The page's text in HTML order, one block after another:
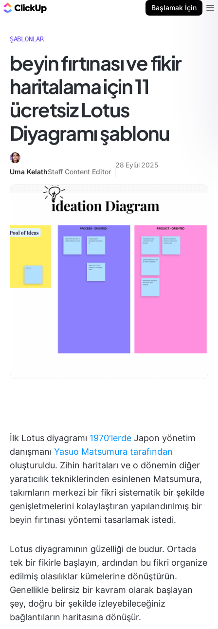
Başlamak İçin
ŞABLONLAR
beyin fırtınası ve fikir
haritalama için 11
ücretsiz Lotus
Diyagramı şablonu
Uma KelathStaff Content Editor
28 Eylül 2025
İlk Lotus diyagramı 1970'lerde Japon yönetim
danışmanı Yasuo Matsumura tarafından
oluşturuldu. Zihin haritaları ve o dönemin diğer
yaratıcılık tekniklerinden esinlenen Matsumura,
takımların merkezi bir fikri sistematik bir şekilde
genişletmelerini kolaylaştıran yapılandırılmış bir
beyin fırtınası yöntemi tasarlamak istedi.
Lotus diyagramının güzelliği de budur. Ortada
tek bir fikirle başlayın, ardından bu fikri organize
edilmiş olasılıklar kümelerine dönüştürün.
Genellikle belirsiz bir kavram olarak başlayan
şey, doğru bir şekilde izleyebileceğiniz
bağlantıların haritasına dönüşür.